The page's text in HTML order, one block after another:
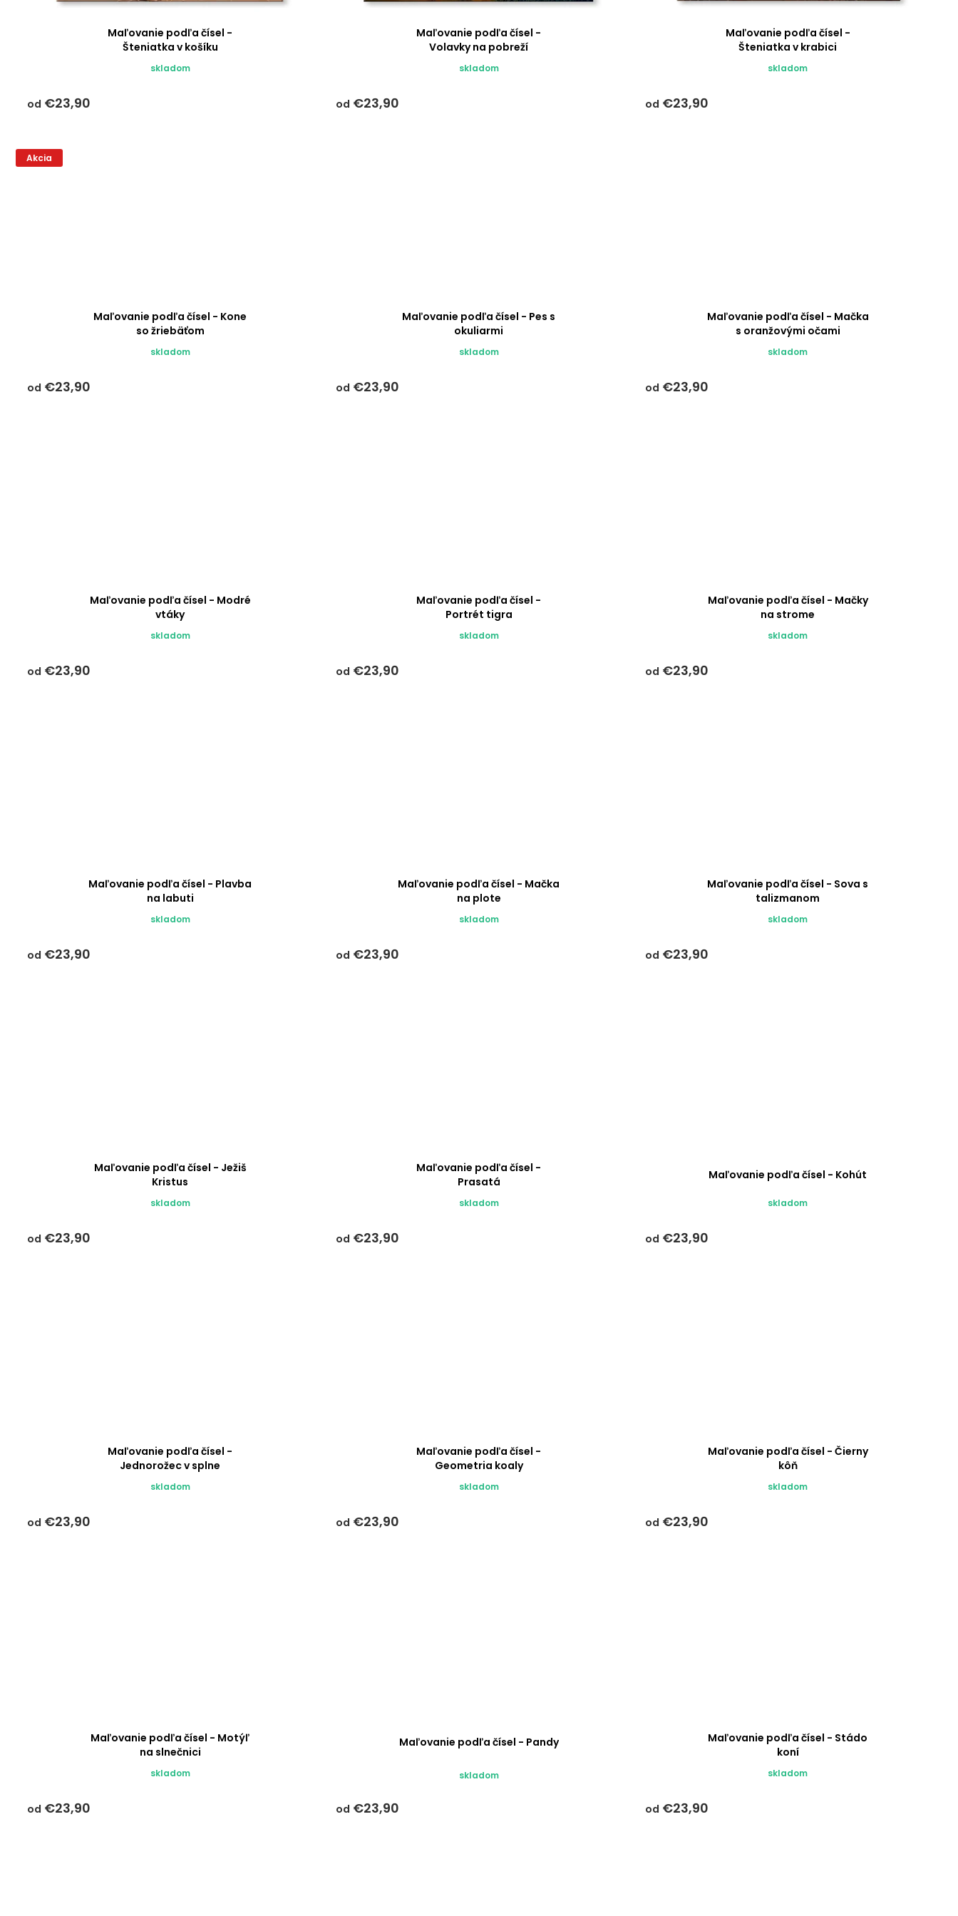
Maľovanie podľa čísel -
Šteniatka v košíku
skladom
od €23,90
Maľovanie podľa čísel -
Volavky na pobreží
skladom
od €23,90
Maľovanie podľa čísel -
Šteniatka v krabici
skladom
od €23,90
Akcia
Maľovanie podľa čísel - Kone
so žriebäťom
skladom
od €23,90
Maľovanie podľa čísel - Pes s
okuliarmi
skladom
od €23,90
Maľovanie podľa čísel - Mačka
s oranžovými očami
skladom
od €23,90
Maľovanie podľa čísel - Modré
vtáky
skladom
od €23,90
Maľovanie podľa čísel -
Portrét tigra
skladom
od €23,90
Maľovanie podľa čísel - Mačky
na strome
skladom
od €23,90
Maľovanie podľa čísel - Plavba
na labuti
skladom
od €23,90
Maľovanie podľa čísel - Mačka
na plote
skladom
od €23,90
Maľovanie podľa čísel - Sova s
talizmanom
skladom
od €23,90
Maľovanie podľa čísel - Ježiš
Kristus
skladom
od €23,90
Maľovanie podľa čísel -
Prasatá
skladom
od €23,90
Maľovanie podľa čísel - Kohút
skladom
od €23,90
Maľovanie podľa čísel -
Jednorožec v splne
skladom
od €23,90
Maľovanie podľa čísel -
Geometria koaly
skladom
od €23,90
Maľovanie podľa čísel - Čierny
kôň
skladom
od €23,90
Maľovanie podľa čísel - Motýľ
na slnečnici
skladom
od €23,90
Maľovanie podľa čísel - Pandy
produktu
je
skladom
od €23,90
Maľovanie podľa čísel - Stádo
koní
skladom
od €23,90